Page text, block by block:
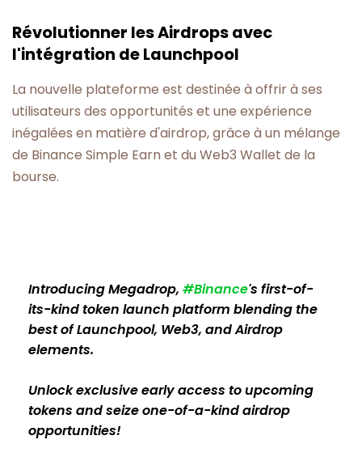
Révolutionner les Airdrops avec
l'intégration de Launchpool
La nouvelle plateforme est destinée à offrir à ses
utilisateurs des opportunités et une expérience
inégalées en matière d'airdrop, grâce à un mélange
de Binance Simple Earn et du Web3 Wallet de la
bourse.
Introducing Megadrop, #Binance's first-of-
its-kind token launch platform blending the
best of Launchpool, Web3, and Airdrop
elements.
Unlock exclusive early access to upcoming
tokens and seize one-of-a-kind airdrop
opportunities!